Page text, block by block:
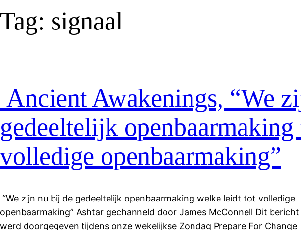
Tag: signaal
Ancient Awakenings, “We
gedeeltelijk
volledige openbaarmaking”
“We zijn nu bij de gedeeltelijk openbaarmaking welke leidt tot volledige
openbaarmaking” Ashtar gechanneld door James McConnell Dit bericht
werd doorgegeven tijdens onze wekelijkse Zondag Prepare For Change